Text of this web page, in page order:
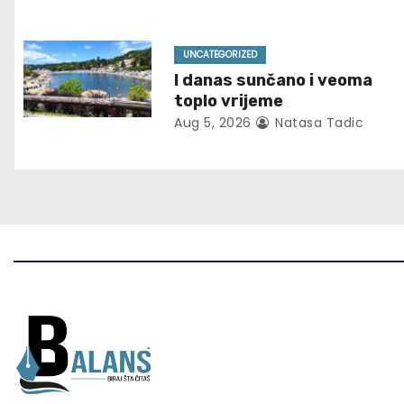
g
a
UNCATEGORIZED
I danas sunčano i veoma
toplo vrijeme
Aug 5, 2026 Natasa Tadic